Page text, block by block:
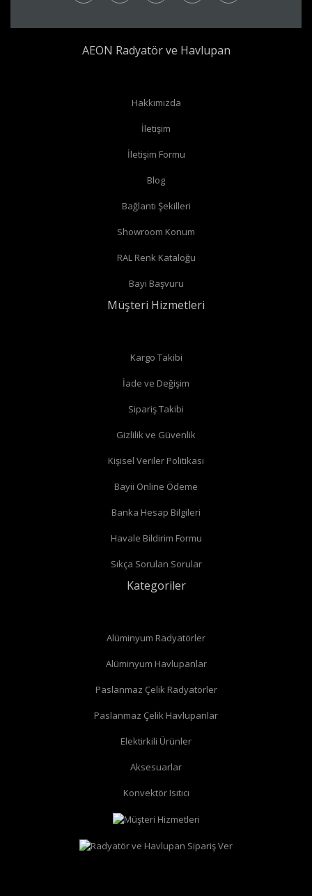
Radyatör borularınız yerden çıkıyor ve radyatörünüzün yan
Radyatör borularınız yerden çıkıyor ve radyatörünüzün alt
düz vanaalabilirsiniz.
Radyatör borularınız duvardan çıkıyor ve radyatörün yan
köşe vana
alabilirsiniz.
Radyatör borularınız duvardan çıkıyor ve radyatörün arka
düz vanaalabilirsiniz.
Düz radyatör vanalarında
düz radyatör vanası
köşe radyatör vanası
AEON Radyatör ve Havlupan
Hakkımızda
İletişim
İletişim Formu
Blog
Bağlantı Şekilleri
Showroom Konum
RAL Renk Kataloğu
Bayi Başvuru
Müşteri Hizmetleri
Kargo Takibi
İade ve Değişim
Sipariş Takibi
Gizlilik ve Güvenlik
Kişisel Veriler Politikası
Bayii Online Ödeme
Banka Hesap Bilgileri
Havale Bildirim Formu
Sıkça Sorulan Sorular
Kategoriler
Alüminyum Radyatörler
Alüminyum Havlupanlar
Paslanmaz Çelik Radyatörler
Paslanmaz Çelik Havlupanlar
Elektirkili Ürünler
Aksesuarlar
Konvektör Isıtıcı